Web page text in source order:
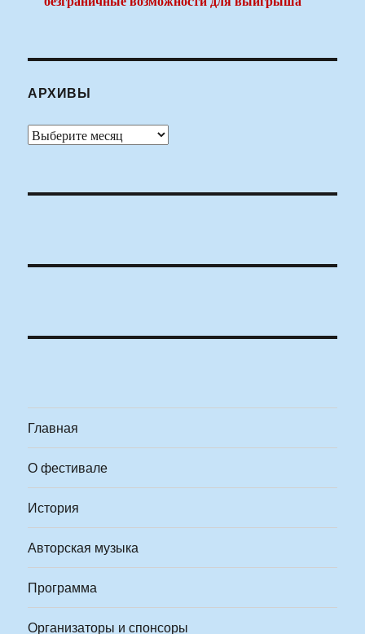
АРХИВЫ
Архивы
Главная
О фестивале
История
Авторская музыка
Программа
Организаторы и спонсоры